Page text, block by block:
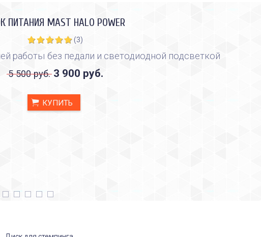
ПИТАНИЯ MAST HALO POWER
(3)
работы без педали и светодиодной подсветкой
5 500 руб. 3 900 руб.
КУПИТЬ